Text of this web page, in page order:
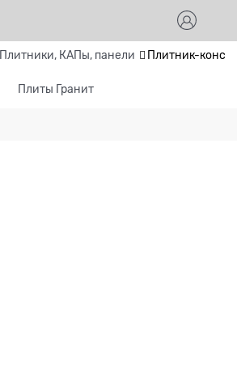
Плитники, КАПы, панели Плитник-
Плиты Гранит